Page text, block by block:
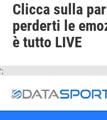
Clicca sulla
perderti le
è tutto LIVE
';